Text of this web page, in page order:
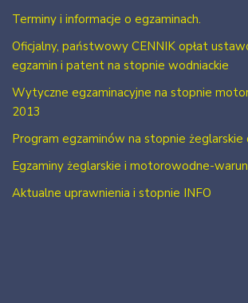
Terminy i informacje o egzaminach.
Oficjalny, państwowy CENNIK opłat
egzamin i patent na stopnie wodniackie
Wytyczne egzaminacyjne na stopnie
2013
Program egzaminów na stopnie żeglarskie
Egzaminy żeglarskie i motorowodne-
Aktualne uprawnienia i stopnie INFO